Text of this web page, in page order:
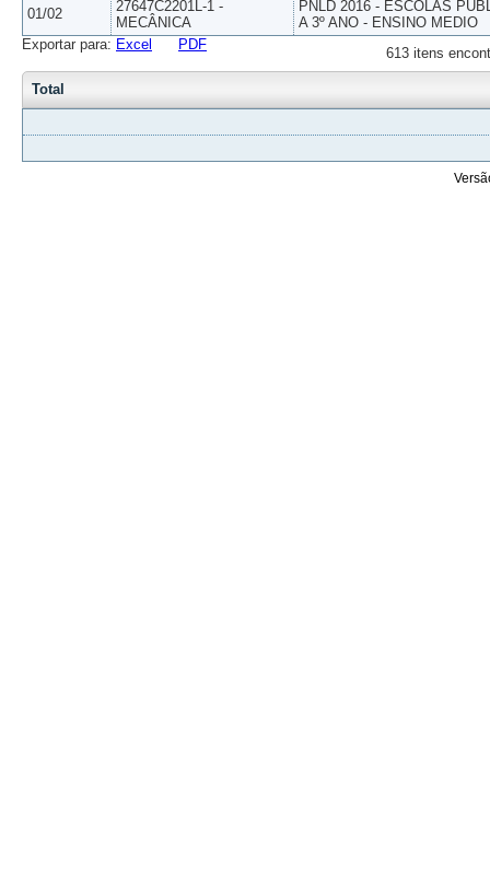
01/02
27647C2201L-1 -
MECÂNICA
PNLD 2016 - ESCOLAS
A 3º ANO - ENSINO MEDIO
613 itens
Exportar para: Excel PDF
Total